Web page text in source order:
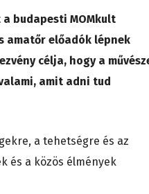
budapesti MOMkult
amatőr előadók lépnek
célja, hogy a
amit adni tud
a tehetségre és az
és a közös élmények